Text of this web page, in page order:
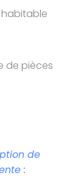
de pièces
de
: